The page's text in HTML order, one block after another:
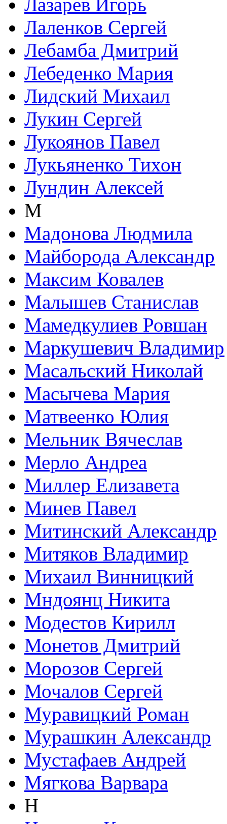
Лазарев Игорь
Лаленков Сергей
Лебамба Дмитрий
Лебеденко Мария
Лидский Михаил
Лукин Сергей
Лукоянов Павел
Лукьяненко Тихон
Лундин Алексей
М
Мадонова Людмила
Майборода Александр
Максим Ковалев
Малышев Станислав
Мамедкулиев Ровшан
Маркушевич Владимир
Масальский Николай
Масычева Мария
Матвеенко Юлия
Мельник Вячеслав
Мерло Андреа
Миллер Елизавета
Минев Павел
Митинский Александр
Митяков Владимир
Михаил Винницкий
Мндоянц Никита
Модестов Кирилл
Монетов Дмитрий
Морозов Сергей
Мочалов Сергей
Муравицкий Роман
Мурашкин Александр
Мустафаев Андрей
Мягкова Варвара
Н